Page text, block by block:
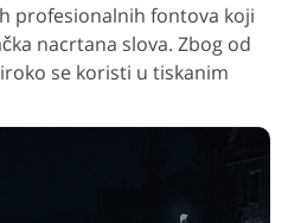
profesionalnih fontova koji
nacrtana slova. Zbog od
se koristi u tiskanim